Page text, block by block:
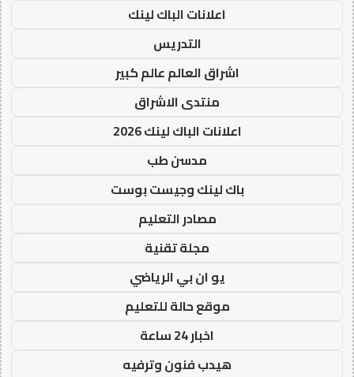
اعلانات الباك لينك
التدريس
اشراق العالم عالم كبير
منتدى الاشراق
اعلانات الباك لينك 2026
مدسن طب
باك لينك وجيست بوست
مصادر التعليم
مجلة تقنية
يو ان بي الرياضي
موقع حالة للتعليم
اخبار 24 ساعة
هيدب فنون وترفيه